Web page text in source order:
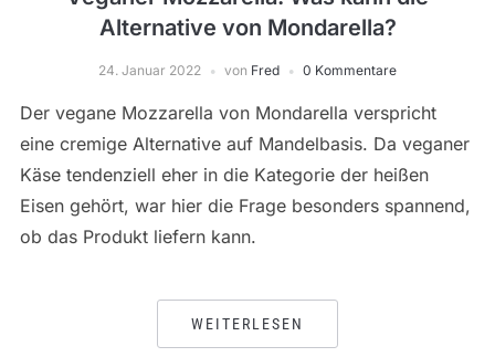
Alternative von Mondarella?
24. Januar 2022 von Fred 0 Kommentare
Der vegane Mozzarella von Mondarella verspricht
eine cremige Alternative auf Mandelbasis. Da veganer
Käse tendenziell eher in die Kategorie der heißen
Eisen gehört, war hier die Frage besonders spannend,
ob das Produkt liefern kann.
WEITERLESEN